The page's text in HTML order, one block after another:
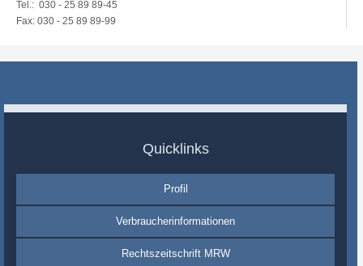
Tel.: 030 - 25 89 89-45
Fax: 030 - 25 89 89-99
Quicklinks
Profil
Verbraucherinformationen
Rechtszeitschrift MRW